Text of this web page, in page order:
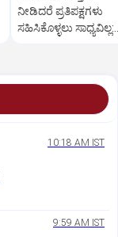
ನೀಡಿದರೆ ಪ್ರತಿಪಕ್ಷಗಳು
ಸಹಿಸಿಕೊಳ್ಳಲು ಸಾಧ್ಯವಿಲ್ಲ:
10:18 AM IST
9:59 AM IST